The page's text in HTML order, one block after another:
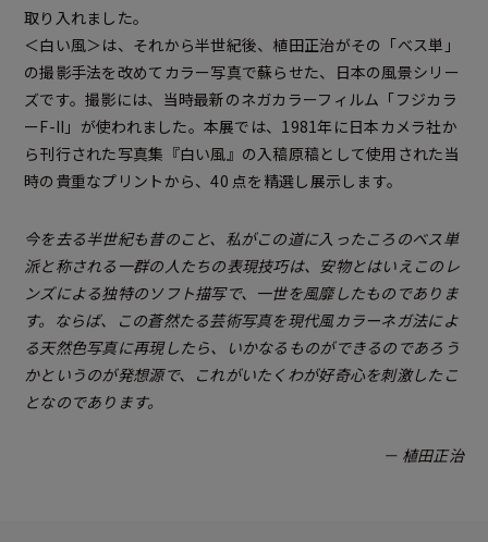
取り入れました。
＜白い風＞は、それから半世紀後、植田正治がその「べス単」
の撮影手法を改めてカラー写真で蘇らせた、日本の風景シリー
ズです。撮影には、当時最新のネガカラーフィルム「フジカラ
ーF-II」が使われました。本展では、1981年に日本カメラ社か
ら刊行された写真集『白い風』の入稿原稿として使用された当
時の貴重なプリントから、40 点を精選し展示します。
今を去る半世紀も昔のこと、私がこの道に入ったころのベス単
派と称される一群の人たちの表現技巧は、安物とはいえこのレ
ンズによる独特のソフト描写で、一世を風靡したものでありま
す。ならば、この蒼然たる芸術写真を現代風カラーネガ法によ
る天然色写真に再現したら、いかなるものができるのであろう
かというのが発想源で、これがいたくわが好奇心を刺激したこ
となのであります。
－ 植田正治